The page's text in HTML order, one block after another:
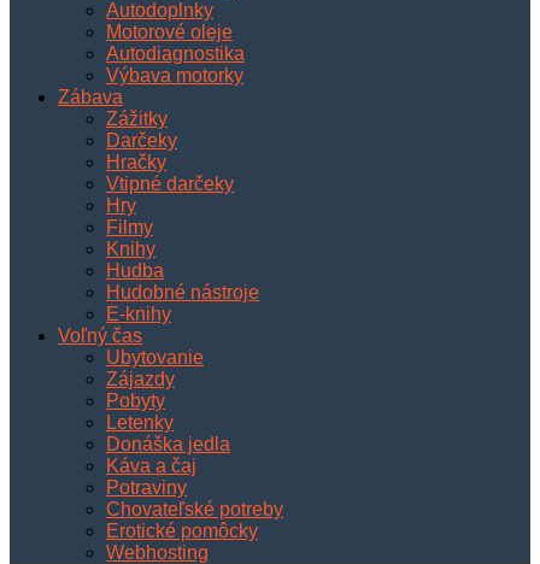
Autodoplnky
Motorové oleje
Autodiagnostika
Výbava motorky
Zábava
Zážitky
Darčeky
Hračky
Vtipné darčeky
Hry
Filmy
Knihy
Hudba
Hudobné nástroje
E-knihy
Voľný čas
Ubytovanie
Zájazdy
Pobyty
Letenky
Donáška jedla
Káva a čaj
Potraviny
Chovateľské potreby
Erotické pomôcky
Webhosting